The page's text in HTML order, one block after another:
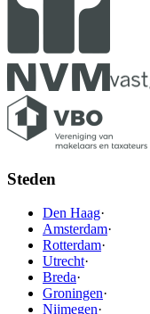
Steden
Den Haag·
Amsterdam·
Rotterdam·
Utrecht·
Breda·
Groningen·
Nijmegen·